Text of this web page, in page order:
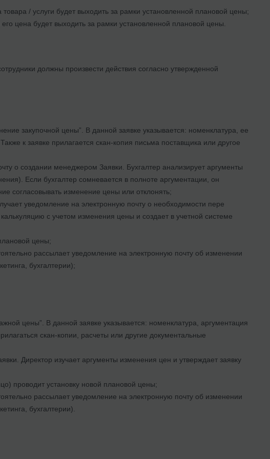
/ услуги будет выходить за рамки установленной плановой цены;
цена будет выходить за рамки установленной плановой цены.
должны произвести действия согласно утвержденной
закупочной цены”. В данной заявке указывается: номенклатура, ее
к заявке прилагается скан-копия письма поставщика или другое
о создании менеджером Заявки. Бухгалтер анализирует аргументы
Если бухгалтер сомневается в полноте аргументации, он
согласовывать изменение цены или отклонять;
уведомление на электронную почту о необходимости пере
с учетом изменения цены и создает в учетной системе
цены;
рассылает уведомление на электронную почту об изменении
бухгалтерии);
цены”. В данной заявке указывается: номенклатура, аргументация
скан-копии, расчеты или другие документальные
Директор изучает аргументы изменения цен и утверждает заявку
проводит установку новой плановой цены;
рассылает уведомление на электронную почту об изменении
бухгалтерии).